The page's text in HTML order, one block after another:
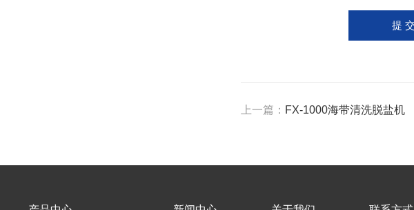
上一篇： FX-1000海带清洗脱盐机